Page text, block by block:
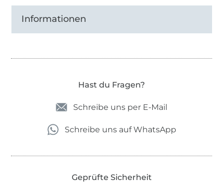
Informationen
Hast du Fragen?
Schreibe uns per E-Mail
Schreibe uns auf WhatsApp
Geprüfte Sicherheit